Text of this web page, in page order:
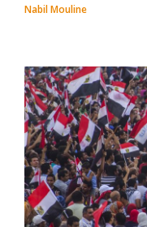
Nabil Mouline